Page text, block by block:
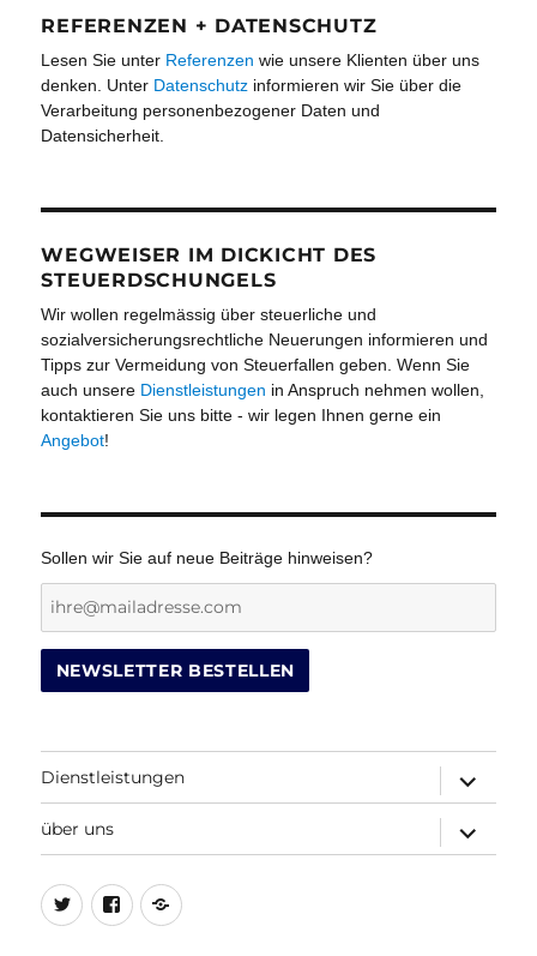
REFERENZEN + DATENSCHUTZ
Lesen Sie unter Referenzen wie unsere Klienten über uns
denken. Unter Datenschutz informieren wir Sie über die
Verarbeitung personenbezogener Daten und
Datensicherheit.
WEGWEISER IM DICKICHT DES
STEUERDSCHUNGELS
Wir wollen regelmässig über steuerliche und
sozialversicherungsrechtliche Neuerungen informieren und
Tipps zur Vermeidung von Steuerfallen geben. Wenn Sie
auch unsere Dienstleistungen in Anspruch nehmen wollen,
kontaktieren Sie uns bitte - wir legen Ihnen gerne ein
Angebot!
Sollen wir Sie auf neue Beiträge hinweisen?
Dienstleistungen
Untermenü
öffnen
über uns
Untermenü
öffnen
TwitterFacebookBeitrags-
Feed